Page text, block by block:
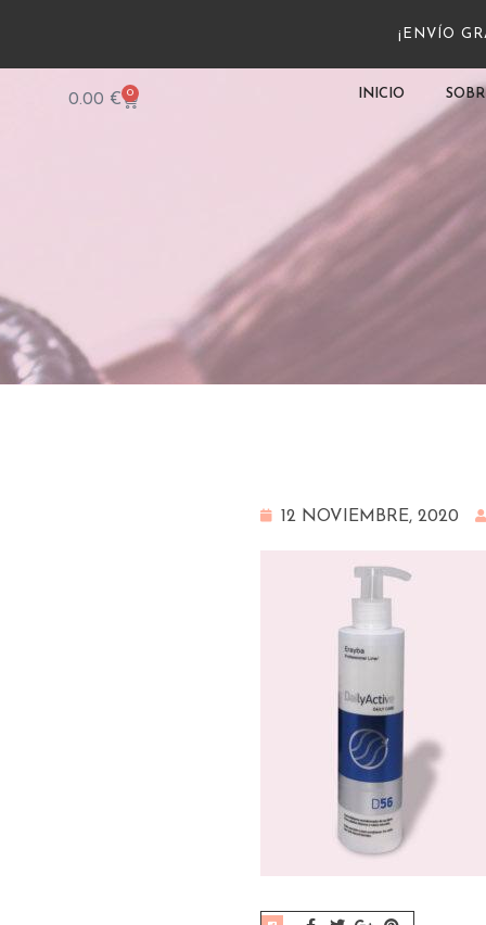
¡ENVÍO
0.00 € 0 INICIO
12 NOVIEMBRE, 2020